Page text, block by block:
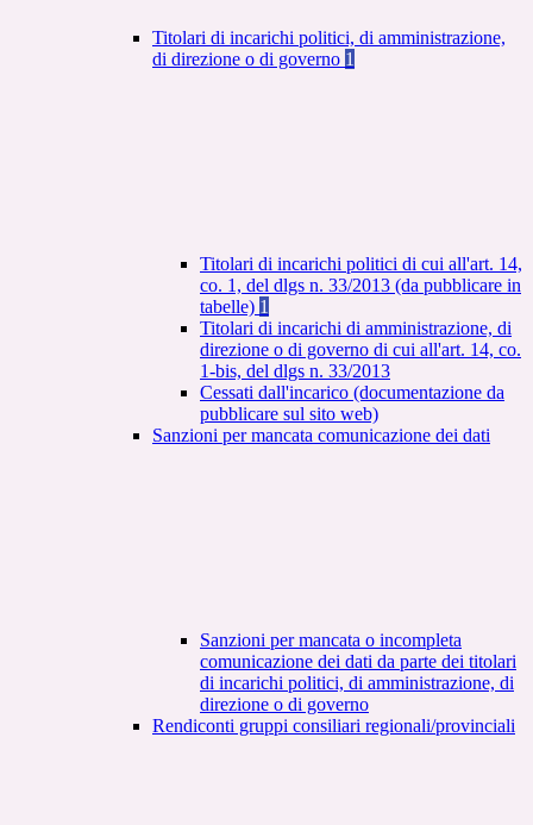
Titolari di incarichi politici, di amministrazione,
di direzione o di governo 1
Titolari di incarichi politici di cui all'art. 14,
co. 1, del dlgs n. 33/2013 (da pubblicare in
tabelle) 1
Titolari di incarichi di amministrazione, di
direzione o di governo di cui all'art. 14, co.
1-bis, del dlgs n. 33/2013
Cessati dall'incarico (documentazione da
pubblicare sul sito web)
Sanzioni per mancata comunicazione dei dati
Sanzioni per mancata o incompleta
comunicazione dei dati da parte dei titolari
di incarichi politici, di amministrazione, di
direzione o di governo
Rendiconti gruppi consiliari regionali/provinciali